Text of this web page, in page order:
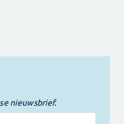
nieuwsbrief.